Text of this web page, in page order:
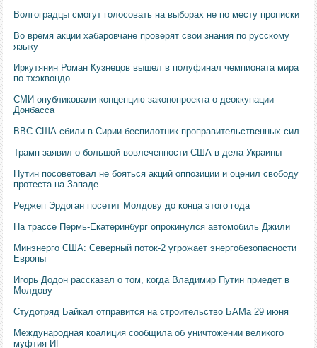
Волгоградцы смогут голосовать на выборах не по месту прописки
Во время акции хабаровчане проверят свои знания по русскому
языку
Иркутянин Роман Кузнецов вышел в полуфинал чемпионата мира
по тхэквондо
СМИ опубликовали концепцию законопроекта о деоккупации
Донбасса
ВВС США сбили в Сирии беспилотник проправительственных сил
Трамп заявил о большой вовлеченности США в дела Украины
Путин посоветовал не бояться акций оппозиции и оценил свободу
протеста на Западе
Реджеп Эрдоган посетит Молдову до конца этого года
На трассе Пермь-Екатеринбург опрокинулся автомобиль Джили
Минэнерго США: Северный поток-2 угрожает энергобезопасности
Европы
Игорь Додон рассказал о том, когда Владимир Путин приедет в
Молдову
Студотряд Байкал отправится на строительство БАМа 29 июня
Международная коалиция сообщила об уничтожении великого
муфтия ИГ